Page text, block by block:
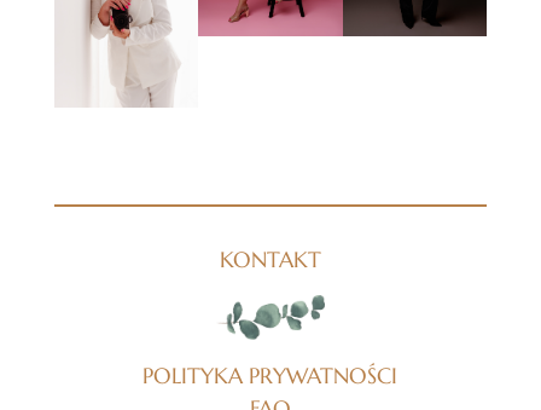
KONTAKT
POLITYKA PRYWATNOŚCI